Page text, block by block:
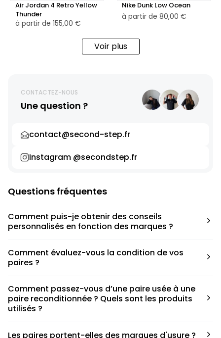
Air Jordan 4 Retro Yellow
Thunder
à partir de 155,00 €
Nike Dunk Low Ocean
à partir de 80,00 €
Voir plus
CONTACTEZ-NOUS
Une question ?
contact@second-step.fr
Instagram @secondstep.fr
Questions fréquentes
Comment puis-je obtenir des conseils
personnalisés en fonction des marques ?
pour déterminer la taille appropriée, que ce soit une taille
en dessous, au-dessus ou correspondant à votre taille
Comment évaluez-vous la condition de vos
paires ?
défauts spécifiques de chaque paire.
Comment passez-vous d’une paire usée à une
paire reconditionnée ? Quels sont les produits
utilisés ?
Les paires portent-elles des marques d'usure ?